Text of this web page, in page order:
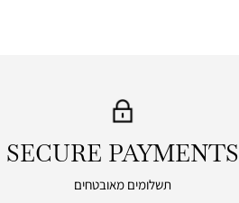
|
payments
SECURE PAYMENTS
תשלומים מאובטחים